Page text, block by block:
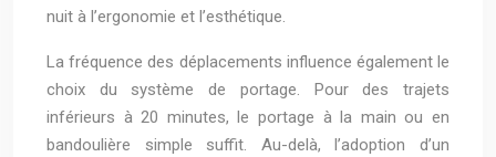
nuit à l’ergonomie et l’esthétique.
La fréquence des déplacements influence également le
choix du système de portage. Pour des trajets
inférieurs à 20 minutes, le portage à la main ou en
bandoulière simple suffit. Au-delà, l’adoption d’un